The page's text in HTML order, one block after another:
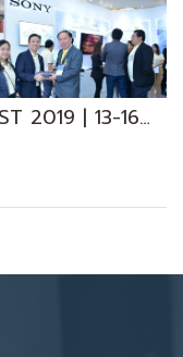
RCST 2019 | 13-16 Jul. 2019